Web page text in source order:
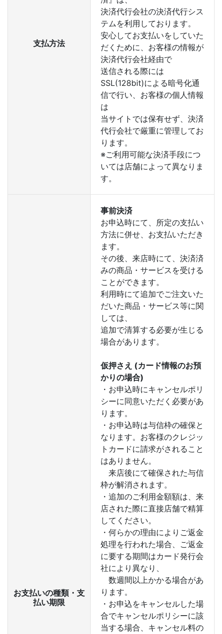
支払方法
決済代行会社の決済代行シス
テムを利用しております。
安心してお支払いをしていた
だくために、お客様の情報が
決済代行会社経由で
送信される際には
SSL(128bit)による暗号化通
信で行い、お客様の個人情報
は
当サイトでは保有せず、決済
代行会社で厳重に管理してお
ります。
※ご利用可能な決済手段につ
いては店舗によって異なりま
す。
お支払いの種類・支
払い期限
事前決済
お申込時にて、所定の支払い
方法に併せ、お支払いただき
ます。
その後、来店時にて、決済済
みの商品・サービスを受ける
ことができます。
利用時にて追加でご注文いた
だいた商品・サービス等に関
しては、
追加で清算する必要が生じる
場合があります。
仮押さえ (カード情報のお預
かりの場合)
・お申込時にキャンセルポリ
シーに同意いただく必要があ
ります。
・お申込時は与信枠の確保と
なります。お客様のクレジッ
トカードに請求がされること
はありません。
来店後にて確保された与信
枠が解消されます。
・追加のご利用金額額は、来
店された際に直接店舗で精算
してください。
・何らかの理由によりご返金
処理を行われた場合、ご返金
に要する期間はカード発行会
社により異なり、
数週間以上かかる場合があ
ります。
・お申込をキャンセルした場
合でキャンセルポリシーに該
当する場合、キャンセル料の